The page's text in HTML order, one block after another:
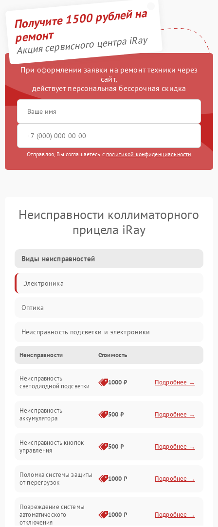
Получите 1500 рублей на
ремонт
Акция сервисного центра iRay
При оформлении заявки на ремонт техники через
сайт,
действует персональная бессрочная скидка
Отправляя, Вы соглашаетесь с политикой конфиденциальности
Неисправности коллиматорного
прицела iRay
Виды неисправностей
Электроника
Оптика
Неисправность подсветки и электроники
Неисправность изображения
Электропитание
Прочие неисправности
Неисправность управления
Неисправности Стоимость
Неисправность
светодиодной подсветки
1000 ₽ Подробнее →
Неисправность
аккумулятора
500 ₽ Подробнее →
Неисправность кнопок
управления
500 ₽ Подробнее →
Поломка системы защиты
от перегрузок
1000 ₽ Подробнее →
Повреждение системы
автоматического
отключения
1000 ₽ Подробнее →